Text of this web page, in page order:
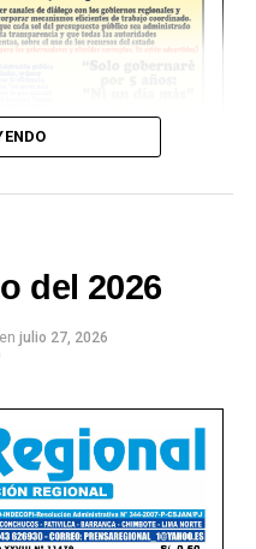
del 2026
en julio 27, 2026